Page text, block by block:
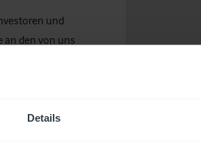
Details
und
an den von uns
für Spanien und
auch in den
bilden. So sei das
bei